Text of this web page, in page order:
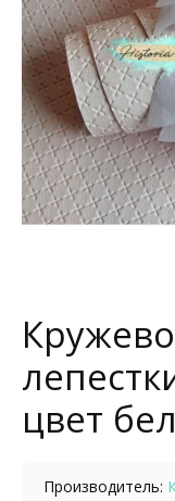
цвет
Производитель: